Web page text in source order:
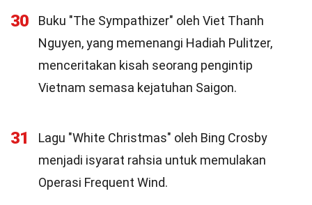
30
Buku "The Sympathizer" oleh Viet Thanh
Nguyen, yang memenangi Hadiah Pulitzer,
menceritakan kisah seorang pengintip
Vietnam semasa kejatuhan Saigon.
31
Lagu "White Christmas" oleh Bing Crosby
menjadi isyarat rahsia untuk memulakan
Operasi Frequent Wind.